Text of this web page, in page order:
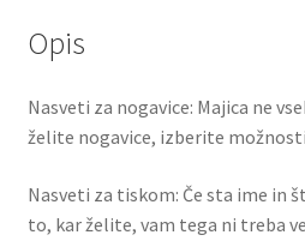
Opis
Nasveti za nogavice: Majica ne
želite nogavice, izberite
Nasveti za tiskom: Če sta ime in
to, kar želite, vam tega ni treba